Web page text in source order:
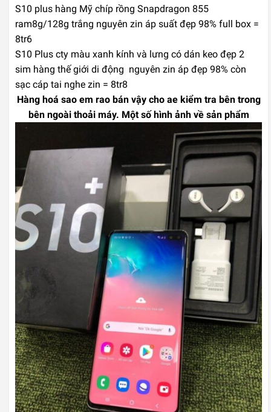
S10 plus hàng Mỹ chíp rồng Snapdragon 855
ram8g/128g trắng nguyên zin áp suất đẹp 98% full box =
8tr6
S10 Plus cty màu xanh kính và lưng có dán keo đẹp 2
sim hàng thế giới di động nguyên zin áp đẹp 98% còn
sạc cáp tai nghe zin = 8tr8
Hàng hoá sao em rao bán vậy cho ae kiểm tra bên trong
bên ngoài thoải máy. Một số hình ảnh về sản phẩm